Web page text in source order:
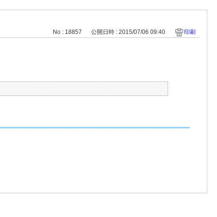
No : 18857 公開日時 : 2015/07/06 09:40 印刷